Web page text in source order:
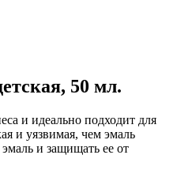
50 мл.
и идеально подходит для
и уязвимая, чем эмаль
и защищать ее от